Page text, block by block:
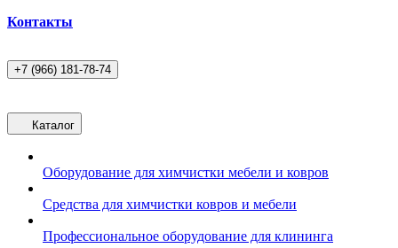
Контакты
+7 (966) 181-78-74
Каталог
Оборудование для химчистки мебели и ковров
Средства для химчистки ковров и мебели
Профессиональное оборудование для клининга